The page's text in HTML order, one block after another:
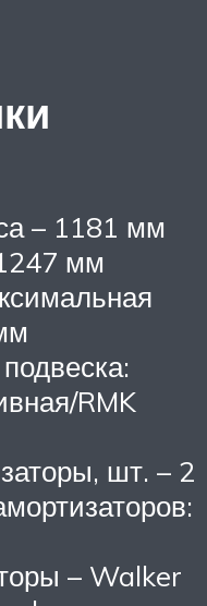
– 1181 мм
мм
RMK
шт. – 2
– Walker